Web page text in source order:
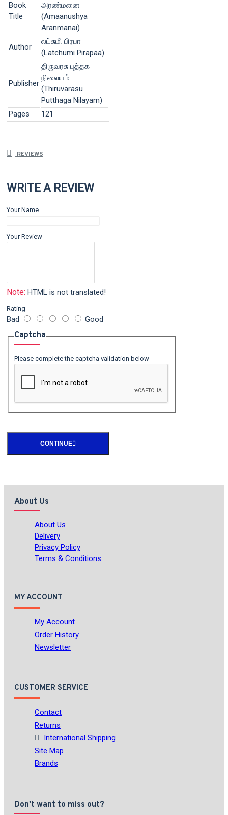
Book
Title
அரண்மனை
(Amaanushya
Aranmanai)
Author
லட்சுமி பிரபா
(Latchumi Pirapaa)
Publisher
திருவரசு புத்தக
நிலையம்
(Thiruvarasu
Putthaga Nilayam)
Pages
121
REVIEWS
WRITE A REVIEW
Your Name
Your Review
Note: HTML is not translated!
Rating
Bad Good
Captcha
Please complete the captcha validation below
CONTINUE
About Us
About Us
Delivery
Privacy Policy
Terms & Conditions
MY ACCOUNT
My Account
Order History
Newsletter
CUSTOMER SERVICE
Contact
Returns
International Shipping
Site Map
Brands
Don't want to miss out?